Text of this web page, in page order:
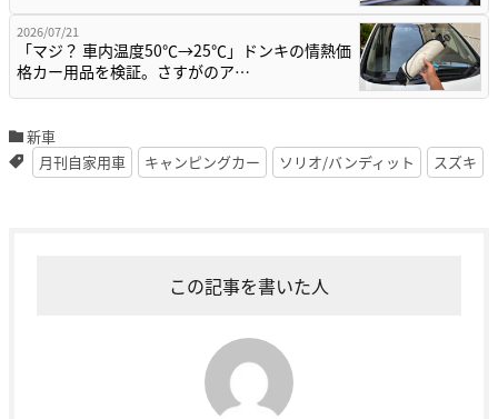
2026/07/21
「マジ？ 車内温度50℃→25℃」ドンキの情熱価
格カー用品を検証。さすがのア…
新車
月刊自家用車
キャンピングカー ソリオ/バンディット スズキ
この記事を書いた人